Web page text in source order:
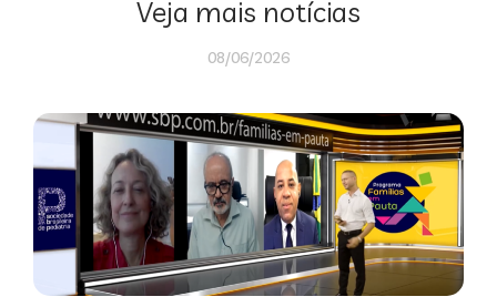
Veja mais notícias
08/06/2026